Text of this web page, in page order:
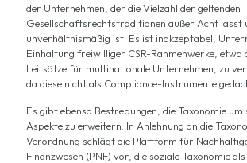
der Unternehmen, der die Vielzahl der geltenden
Gesellschaftsrechtstraditionen außer Acht lässt
unverhältnismäßig ist. Es ist inakzeptabel,
Einhaltung freiwilliger CSR-Rahmenwerke, etwa
Leitsätze für multinationale Unternehmen, zu
da diese nicht als Compliance-Instrumente
Es gibt ebenso Bestrebungen, die Taxonomie um
Aspekte zu erweitern. In Anlehnung an die
Verordnung schlägt die Plattform für
Finanzwesen (PNF) vor, die soziale Taxonomie